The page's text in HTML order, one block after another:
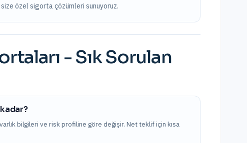
özel sigorta çözümleri sunuyoruz.
- Sık Sorulan
bilgileri ve risk profiline göre değişir. Net teklif için kısa